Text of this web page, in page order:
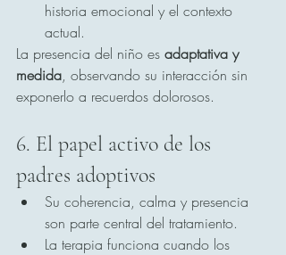
historia emocional y el contexto
actual.
La presencia del niño es adaptativa y
medida, observando su interacción sin
exponerlo a recuerdos dolorosos.
6. El papel activo de los
padres adoptivos
Su coherencia, calma y presencia
son parte central del tratamiento.
La terapia funciona cuando los